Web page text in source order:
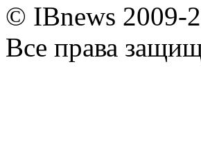
© IBnews 2009-
Все права